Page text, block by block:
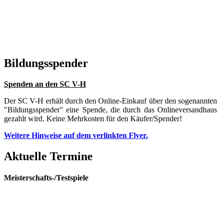
Bildungsspender
Spenden an den SC V-H
Der SC V-H erhält durch den Online-Einkauf über den sogenannten
"Bildungsspender" eine Spende, die durch das Onlineversandhaus
gezahlt wird. Keine Mehrkosten für den Käufer/Spender!
Weitere Hinweise auf dem verlinkten Flyer.
Aktuelle Termine
Meisterschafts-/Testspiele